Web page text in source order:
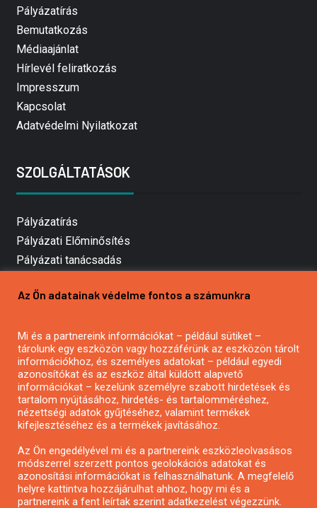
Pályázatírás
Bemutatkozás
Médiaajánlat
Hírlevél feliratkozás
Impresszum
Kapcsolat
Adatvédelmi Nyilatkozat
SZOLGÁLTATÁSOK
Pályázatírás
Pályázati Előminősítés
Pályázati tanácsadás
Mezőgazdasági pályázatírás
Pályázatírás civil szervezeteknek
Pályázatírás önkormányzatoknak
Pályázatfigyelés
Specifikus pályázatfigyelés vagy hírlevél
Pályázatok magánszemélyeknek
Az Ön adatainak védelme fontos a számunkra
Mi és a partnereink információkat – például sütiket –
tárolunk egy eszközön vagy hozzáférünk az eszközön tárolt
információkhoz, és személyes adatokat – például egyedi
azonosítókat és az eszköz által küldött alapvető
információkat – kezelünk személyre szabott hirdetések és
tartalom nyújtásához, hirdetés- és tartalomméréshez,
nézettségi adatok gyűjtéséhez, valamint termékek
kifejlesztéséhez és a termékek javításához.
Az Ön engedélyével mi és a partnereink eszközleolvasásos
módszerrel szerzett pontos geolokációs adatokat és
azonosítási információkat is felhasználhatunk. A megfelelő
helyre kattintva hozzájárulhat ahhoz, hogy mi és a
partnereink a fent leírtak szerint adatkezelést végezzünk.